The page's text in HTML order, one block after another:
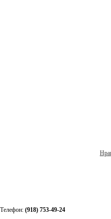
Телефон: (918) 753-49-24